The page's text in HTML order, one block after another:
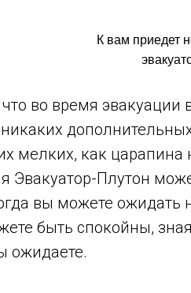
К вам приедет
во время эвакуации
мелких, как царапина
Эвакуатор-Плутон
вы можете ожидать
быть спокойны,
ожидаете.